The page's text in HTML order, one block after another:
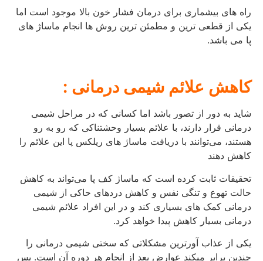
راه های بیشماری برای درمان فشار خون بالا موجود است اما
یکی از قطعی ترین و مطمئن ترین روش ها انجام ماساژ های
پا می باشد.
کاهش علائم شیمی‌ درمانی :
شاید به دور از تصور باشد اما کسانی که در مراحل شیمی‌
درمانی قرار دارند، با علائم بسیار وحشتناکی که رو به‌ رو
هستند، می‌توانند با دریافت ماساژ های ریلکس پا این علائم را
کاهش دهند
تحقیقات ثابت کرده است که ماساژ کف پا می‌تواند به کاهش
حالت تهوع و تنگی نفس و کاهش دردهای حاکی از شیمی‌
درمانی کمک‌ های بسیاری کند و در این افراد علائم شیمی‌
درمانی بسیار کاهش پیدا خواهد کرد.
یکی از عذاب آورترین مشکلاتی که سختی شیمی درمانی را
چندین برابر میکند عوارض بعد از انجام هر دوره آن است. پس